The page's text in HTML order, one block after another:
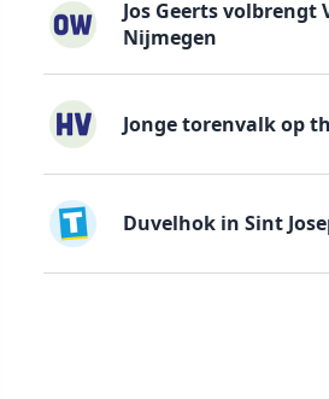
Jos Geerts volbrengt
Nijmegen
Jonge torenvalk op
Duvelhok in Sint